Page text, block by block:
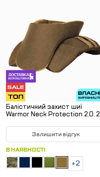
Балістичний захист шиї
Warmor Neck Protection 2.0. 2
Залишити відгук
В НАЯВНОСТІ
+2